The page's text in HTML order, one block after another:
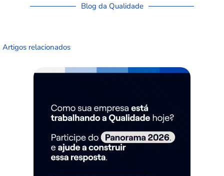
Blog da Qualidade
Artigos relacionados